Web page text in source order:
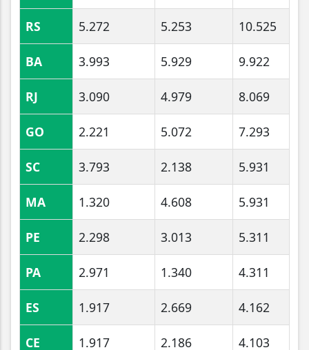
RS 5.272 5.253 10.525
BA 3.993 5.929 9.922
RJ 3.090 4.979 8.069
GO 2.221 5.072 7.293
SC 3.793 2.138 5.931
MA 1.320 4.608 5.931
PE 2.298 3.013 5.311
PA 2.971 1.340 4.311
ES 1.917 2.669 4.162
CE 1.917 2.186 4.103